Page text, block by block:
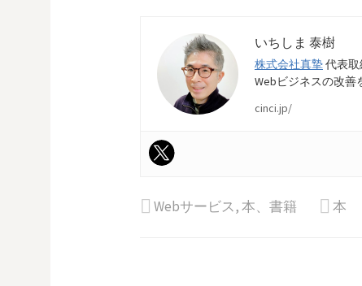
いちしま 泰樹
株式会社真摯代表
Webビジネスの改善
cinci.jp/
Webサービス,本、書籍 本